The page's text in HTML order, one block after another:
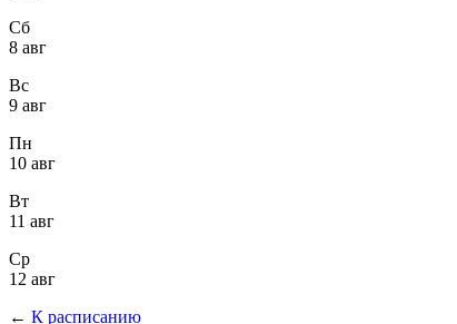
Сб
8 авг
Вс
9 авг
Пн
10 авг
Вт
11 авг
Ср
12 авг
← К расписанию